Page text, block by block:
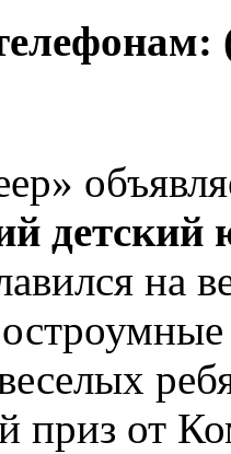
детский
на
приз от